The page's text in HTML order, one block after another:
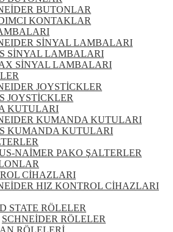
BUTONLAR
KONTAKLAR
SİNYAL LAMBALARI
SİNYAL LAMBALARI
SİNYAL LAMBALARI
JOYSTİCKLER
JOYSTİCKLER
KUTULARI
KUMANDA KUTULARI
KUMANDA KUTULARI
NAİMER PAKO ŞALTERLER
CİHAZLARI
HIZ KONTROL CİHAZLARI
STATE RÖLELER
SCHNEİDER RÖLELER
RÖLELERİ